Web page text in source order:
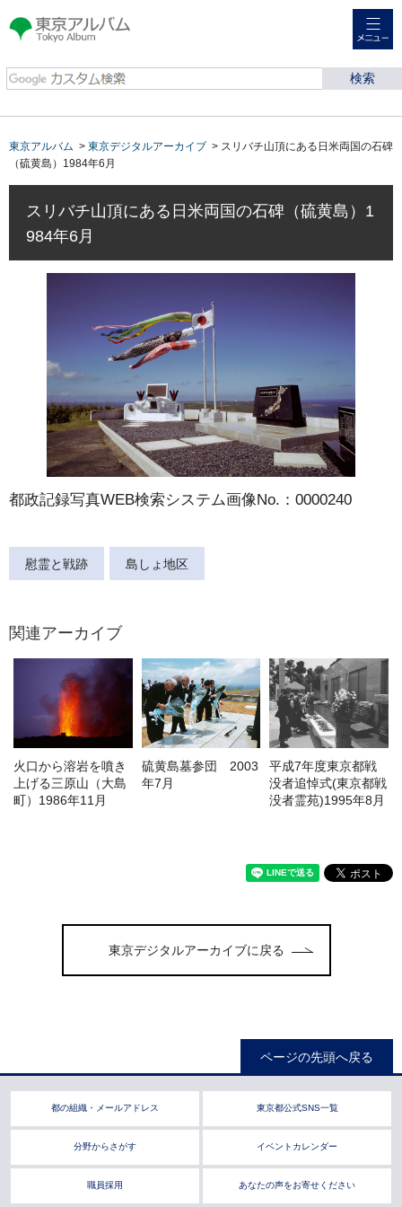
東京アルバム Tokyo
Album
東京アルバム > 東京デジタルアーカイブ > スリバチ山頂にある日米両国の石碑
（硫黄島）1984年6月
スリバチ山頂にある日米両国の石碑（硫黄島）1
984年6月
都政記録写真WEB検索システム画像No.：0000240
慰霊と戦跡 島しょ地区
関連アーカイブ
火口から溶岩を噴き
上げる三原山（大島
町）1986年11月
硫黄島墓参団 2003
年7月
平成7年度東京都戦
没者追悼式(東京都戦
没者霊苑)1995年8月
東京デジタルアーカイブに戻る
ページの先頭へ戻る
都の組織・メールアドレス 東京都公式SNS一覧
分野からさがす イベントカレンダー
職員採用 あなたの声をお寄せください